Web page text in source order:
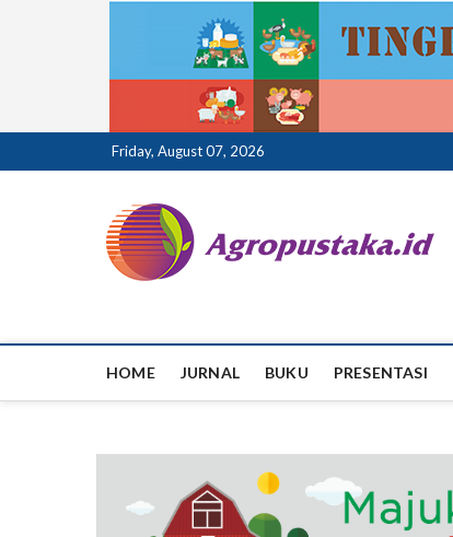
to
Friday, August 07, 2026
HOME JURNAL BUKU PRESENTASI